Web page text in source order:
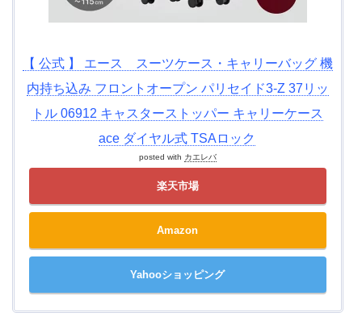
【 公式 】 エース スーツケース・キャリーバッグ 機
内持ち込み フロントオープン パリセイド3-Z 37リッ
トル 06912 キャスターストッパー キャリーケース
ace ダイヤル式 TSAロック
posted with カエレバ
楽天市場
Amazon
Yahooショッピング